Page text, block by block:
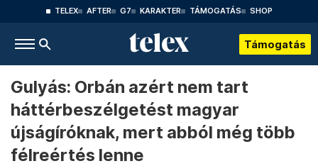
TELEX AFTER G7 KARAKTER TÁMOGATÁS SHOP
Támogatás
Gulyás: Orbán azért nem tart
háttérbeszélgetést magyar
újságíróknak, mert abból még több
félreértés lenne